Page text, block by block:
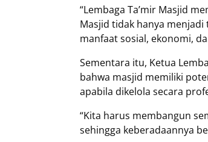
“Lembaga Ta’mir Masjid
Masjid tidak hanya
manfaat sosial, ekonomi,
Sementara itu, Ketua
bahwa masjid memiliki
apabila dikelola secara
“Kita harus membangun
sehingga keberadaannya